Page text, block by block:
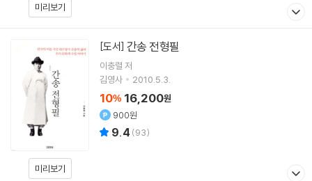
미리보기
미리보기
[도서] 간송 전형필
이충렬 저
김영사
2010.5.3.
10% 16,200원
900원
9.4 (93)